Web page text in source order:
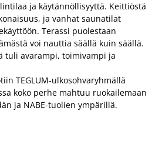
ja käytännöllisyyttä. Keittiöstä
ja vanhat saunatilat
Terassi puolestaan
voi nauttia säällä kuin säällä.
tuli avarampi, toimivampi ja
TEGLUM-ulkosohvaryhmällä
koko perhe mahtuu ruokailemaan
ja NABE-tuolien ympärillä.